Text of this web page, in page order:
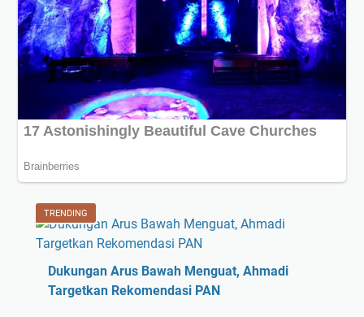
TRENDING
Dukungan Arus Bawah Menguat, Ahmadi
Targetkan Rekomendasi PAN